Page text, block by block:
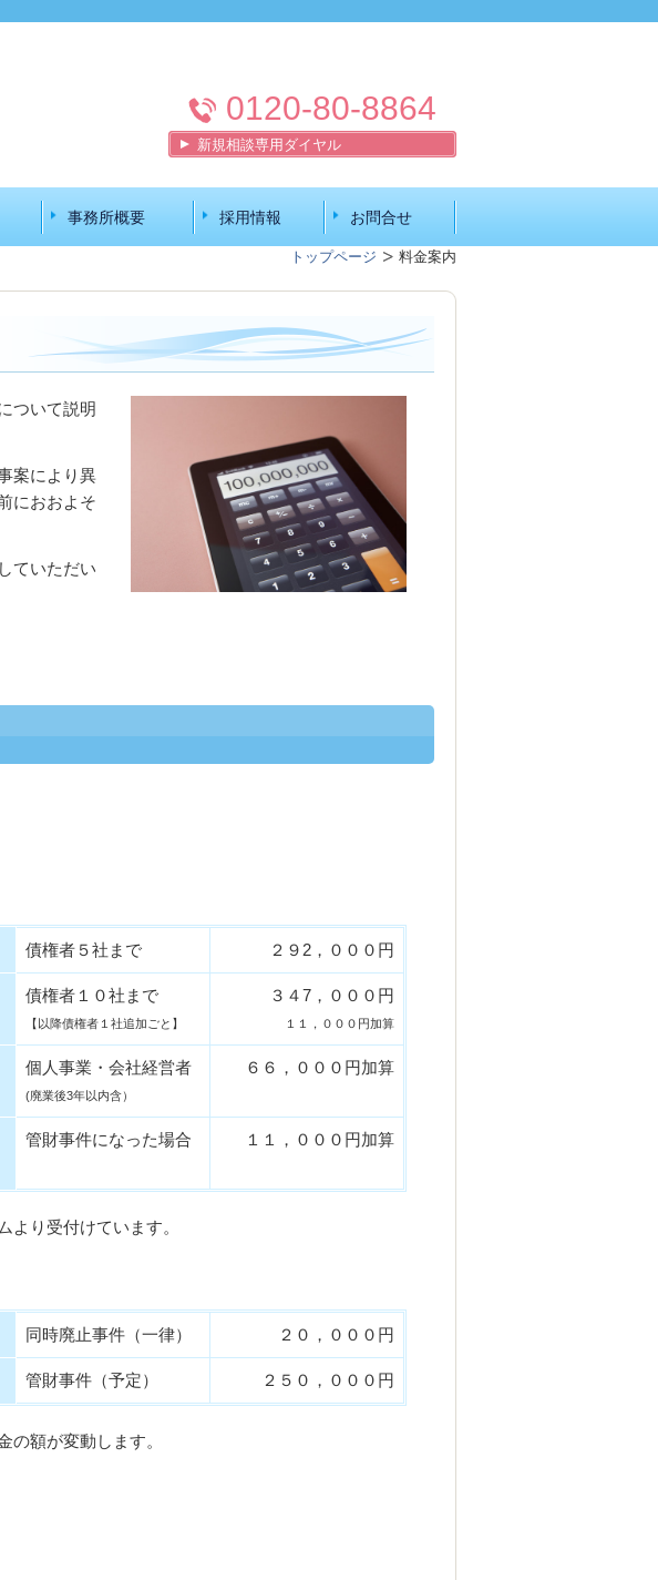
0120-80-8864
新規相談専用ダイヤル
事務所概要 採用情報 お問合せ
トップページ 料金案内
ついて説明
案により異
におおよそ
ていただい
債権者５社まで ２９2 ，０００円
債権者１０社まで
【以降債権者１社追加ごと】
３４7，０００円
１１，０００円加算
個人事業・会社経営者
(廃業後3年以内含）
６６，０００円加算
管財事件になった場合 １１，０００円加算
り受付けています。
同時廃止事件（一律） ２０，０００円
管財事件（予定） ２５０，０００円
額が変動します。